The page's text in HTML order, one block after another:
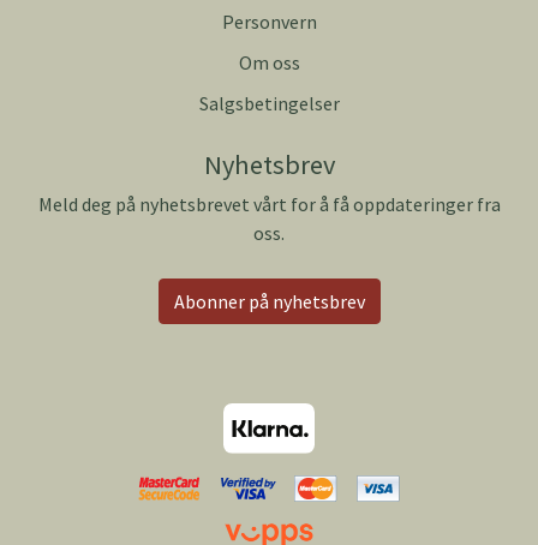
Personvern
Om oss
Salgsbetingelser
Nyhetsbrev
Meld deg på nyhetsbrevet vårt for å få oppdateringer fra
oss.
Abonner på nyhetsbrev